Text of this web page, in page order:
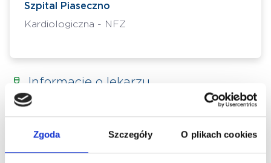
Zgoda Szczegóły O plikach cookies
Szpital Piaseczno
Kardiologiczna - NFZ
Informacje o lekarzu
dziedzinie kardiologii oraz chorób wewnętrznych. W